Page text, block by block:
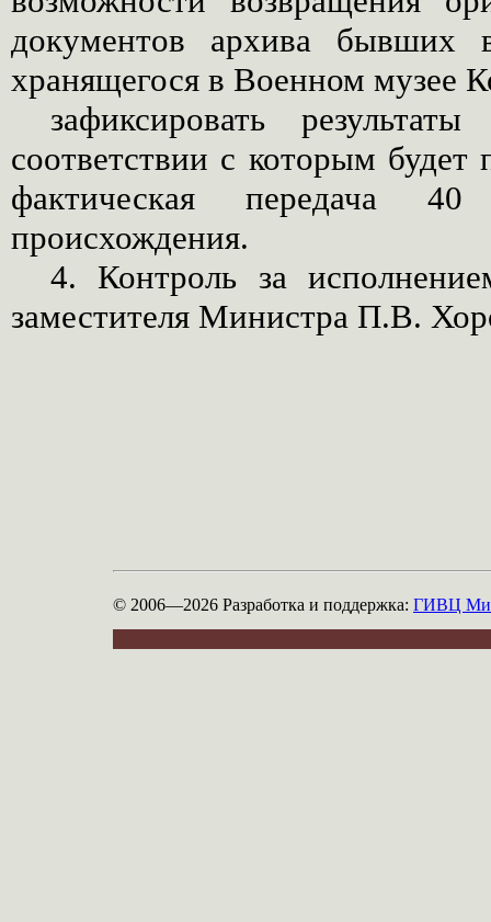
документов архива бывших
хранящегося в Военном музее
зафиксировать
соответствии с которым будет
фактическая передача
происхождения.
4. Контроль за
заместителя Министра П.В.
© 2006—2026 Разработка и поддержка: ГИВЦ